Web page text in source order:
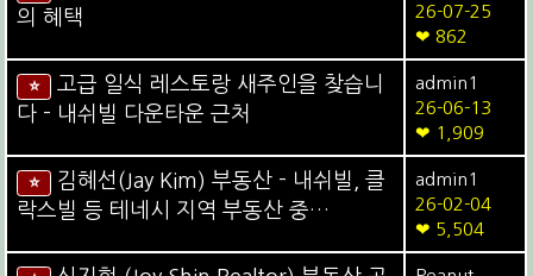
의 혜택
26-07-25
❤ 862
⭐
고급 일식 레스토랑 새주인을 찾습니
다 - 내쉬빌 다운타운 근처
admin1
26-06-13
❤ 1,909
⭐
김혜선(Jay Kim) 부동산 - 내쉬빌, 클
락스빌 등 테네시 지역 부동산 중…
admin1
26-02-04
❤ 5,504